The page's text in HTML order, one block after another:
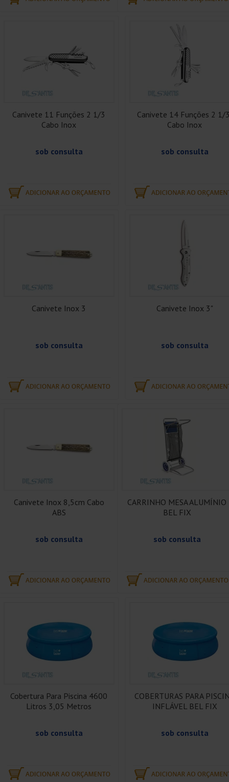
Canivete 11 Funções 2 1/3
Cabo Inox
sob consulta
Canivete 14 Funções 2 1/
Cabo Inox
sob consulta
Canivete Inox 3
sob consulta
Canivete Inox 3"
sob consulta
Canivete Inox 8,5cm Cabo
ABS
sob consulta
CARRINHO MESA ALUMÍNIO
BEL FIX
sob consulta
Cobertura Para Piscina 4600
Litros 3,05 Metros
sob consulta
COBERTURAS PARA
INFLÁVEL BEL FIX
sob consulta